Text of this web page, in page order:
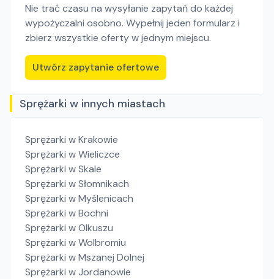
Nie trać czasu na wysyłanie zapytań do każdej
wypożyczalni osobno. Wypełnij jeden formularz i
zbierz wszystkie oferty w jednym miejscu.
Utwórz zapytanie ofertowe
Sprężarki w innych miastach
Sprężarki w Krakowie
Sprężarki w Wieliczce
Sprężarki w Skale
Sprężarki w Słomnikach
Sprężarki w Myślenicach
Sprężarki w Bochni
Sprężarki w Olkuszu
Sprężarki w Wolbromiu
Sprężarki w Mszanej Dolnej
Sprężarki w Jordanowie